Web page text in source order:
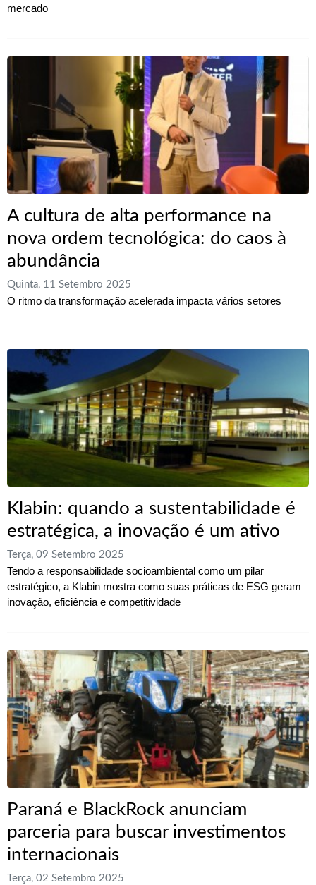
mercado
A cultura de alta performance na
nova ordem tecnológica: do caos à
abundância
Quinta, 11 Setembro 2025
O ritmo da transformação acelerada impacta vários setores
Klabin: quando a sustentabilidade é
estratégica, a inovação é um ativo
Terça, 09 Setembro 2025
Tendo a responsabilidade socioambiental como um pilar
estratégico, a Klabin mostra como suas práticas de ESG geram
inovação, eficiência e competitividade
Paraná e BlackRock anunciam
parceria para buscar investimentos
internacionais
Terça, 02 Setembro 2025